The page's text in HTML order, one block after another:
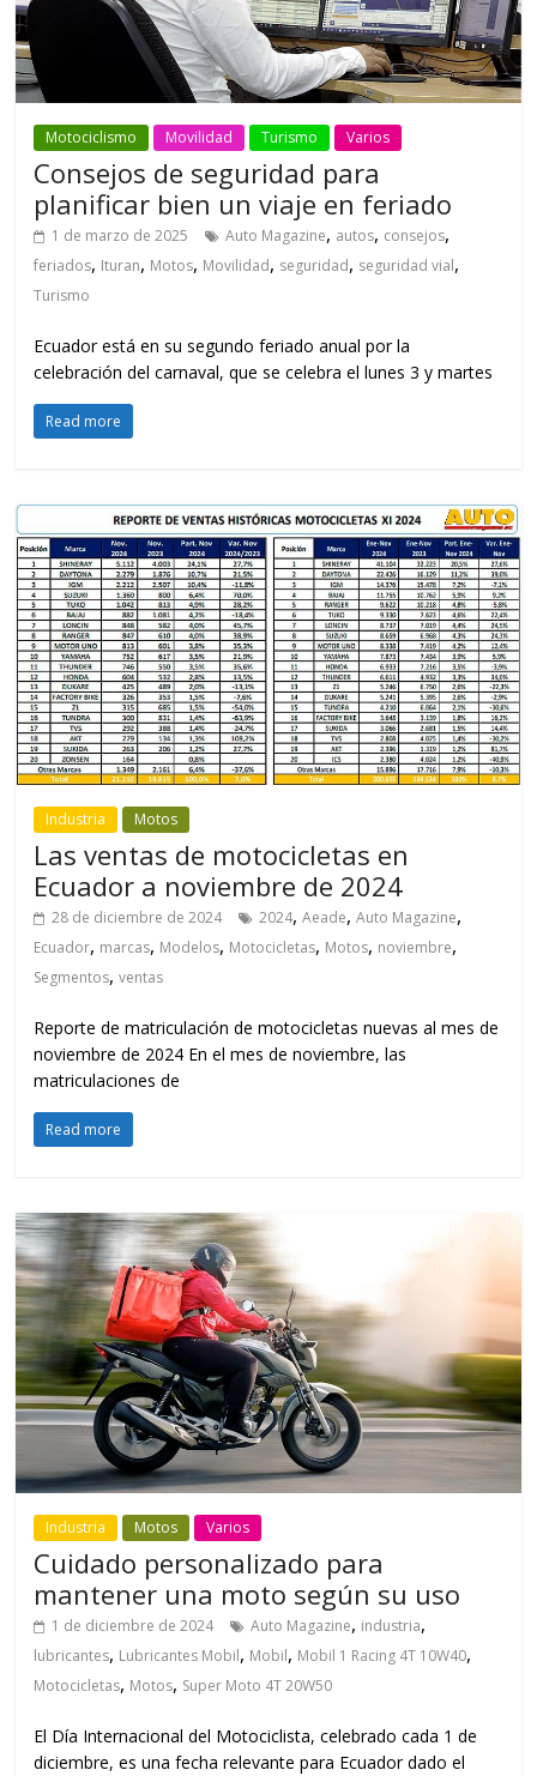
Motociclismo Movilidad Turismo Varios
Consejos de seguridad para
planificar bien un viaje en feriado
1 de marzo de 2025 Auto Magazine, autos, consejos,
feriados, Ituran, Motos, Movilidad, seguridad, seguridad vial,
Turismo
Ecuador está en su segundo feriado anual por la
celebración del carnaval, que se celebra el lunes 3 y martes
Read more
Industria Motos
Las ventas de motocicletas en
Ecuador a noviembre de 2024
28 de diciembre de 2024 2024,Aeade,Auto Magazine,
Ecuador, marcas, Modelos, Motocicletas, Motos, noviembre,
Segmentos,ventas
Reporte de matriculación de motocicletas nuevas al mes de
noviembre de 2024 En el mes de noviembre, las
matriculaciones de
Read more
Industria Motos Varios
Cuidado personalizado para
mantener una moto según su uso
1 de diciembre de 2024 Auto Magazine, industria,
lubricantes, Lubricantes Mobil, Mobil, Mobil 1 Racing 4T 10W40,
Motocicletas, Motos, Super Moto 4T 20W50
El Día Internacional del Motociclista, celebrado cada 1 de
diciembre, es una fecha relevante para Ecuador dado el